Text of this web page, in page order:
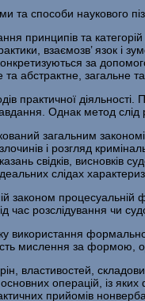
способи наукового
принципів та
взаємозв’ язок і
за
та абстрактне, загальне
практичної
Однак метод слід
загальним
і роз­гляд
свідків,
слідах
законом
час розслідування чи
формально-
мис­лення за формою,
властивостей,
опера­цій, із
прийомів